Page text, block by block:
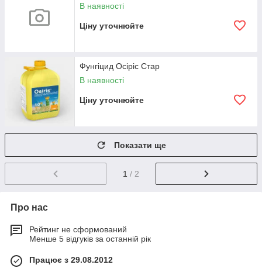
В наявності
Ціну уточнюйте
Фунгіцид Осіріс Стар
В наявності
Ціну уточнюйте
Показати ще
1 / 2
Про нас
Рейтинг не сформований
Менше 5 відгуків за останній рік
Працює з 29.08.2012